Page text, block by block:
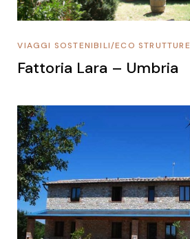
ECO STRUTTURE
/
VIAGGI SOSTENIBILI
Fattoria Lara – Umbria